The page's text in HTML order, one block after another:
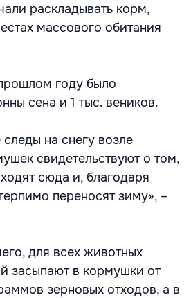
раскладывать корм,
массового обитания
году было
сена и 1 тыс. веников.
на снегу возле
свидетельствуют о том,
сюда и, благодаря
переносят зиму», –
для всех животных
засыпают в кормушки от
зерновых отходов, а в